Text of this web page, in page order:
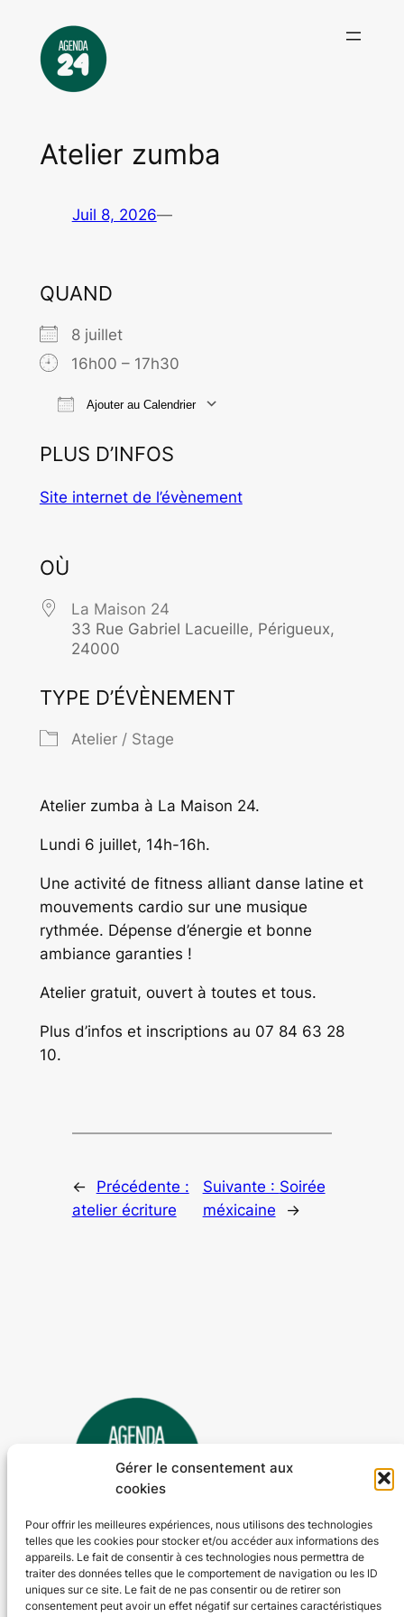
Gérer le consentement aux
cookies
Pour offrir les meilleures expériences, nous utilisons des technologies
telles que les cookies pour stocker et/ou accéder aux informations des
appareils. Le fait de consentir à ces technologies nous permettra de
traiter des données telles que le comportement de navigation ou les ID
uniques sur ce site. Le fait de ne pas consentir ou de retirer son
consentement peut avoir un effet négatif sur certaines caractéristiques
contenu
Atelier zumba
Juil 8, 2026—
QUAND
8 juillet
16h00 – 17h30
Ajouter au Calendrier
PLUS D’INFOS
Site internet de l’évènement
OÙ
La Maison 24
33 Rue Gabriel Lacueille, Périgueux,
24000
TYPE D’ÉVÈNEMENT
Atelier / Stage
Atelier zumba à La Maison 24.
Lundi 6 juillet, 14h-16h.
Une activité de fitness alliant danse latine et
mouvements cardio sur une musique
rythmée. Dépense d’énergie et bonne
ambiance garanties !
Atelier gratuit, ouvert à toutes et tous.
Plus d’infos et inscriptions au 07 84 63 28
10.
←
Précédente :
atelier écriture
Suivante : Soirée
méxicaine
→
Agenda 24
L'agenda des manifestations et activités en Dordogne